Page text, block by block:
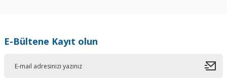
E-Bültene Kayıt olun